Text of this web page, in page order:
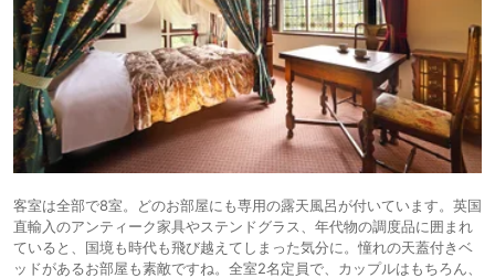
客室は全部で8室。どのお部屋にも専用の露天風呂が付いています。英国
直輸入のアンティーク家具やステンドグラス、年代物の調度品に囲まれ
ていると、国境も時代も飛び越えてしまった気分に。憧れの天蓋付きベ
ッドがあるお部屋も素敵ですね。全室2名定員で、カップルはもちろん、